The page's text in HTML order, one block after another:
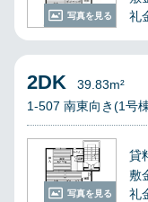
写真を見る
礼
写真を見る
2DK
39.83m²
1-507 南東向き(1号
貸
敷
礼